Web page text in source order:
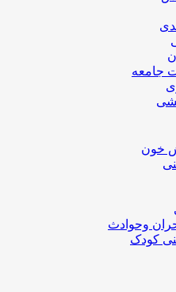
جامعه
خون
وحوادث
کودک